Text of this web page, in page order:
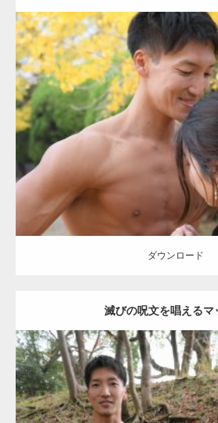
Update: 2021.07.8
Category:公園のマッチョ その他 AKIHITO(
筋
ダウンロード
ダウンロード
滅びの呪文を唱えるマ
Update:2021.07.8
【YouTube】マッチ
ギネス世界記録…
【TV】TBS番組「ひ
ラスが紹介されま…
TOKYO FMラジオ番